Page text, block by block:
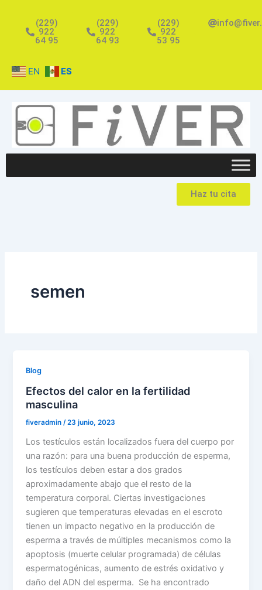
contenido
(229)
922
64 95
(229)
922
64 93
(229)
922
53 95
EN ES
Haz tu cita
semen
Blog
Efectos del calor en la fertilidad
masculina
fiveradmin/23 junio, 2023
Los testículos están localizados fuera del cuerpo por
una razón: para una buena producción de esperma,
los testículos deben estar a dos grados
aproximadamente abajo que el resto de la
temperatura corporal. Ciertas investigaciones
sugieren que temperaturas elevadas en el escroto
tienen un impacto negativo en la producción de
esperma a través de múltiples mecanismos como la
apoptosis (muerte celular programada) de células
espermatogénicas, aumento de estrés oxidativo y
daño del ADN del esperma. Se ha encontrado